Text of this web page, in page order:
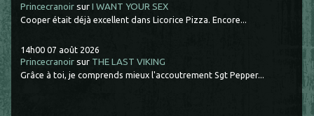
Princecranoir surI WANT YOUR SEX
Cooper était déjà excellent dans Licorice Pizza. Encore...
14h00 07 août 2026
Princecranoir sur THE LAST VIKING
Grâce à toi, je comprends mieux l'accoutrement Sgt Pepper...